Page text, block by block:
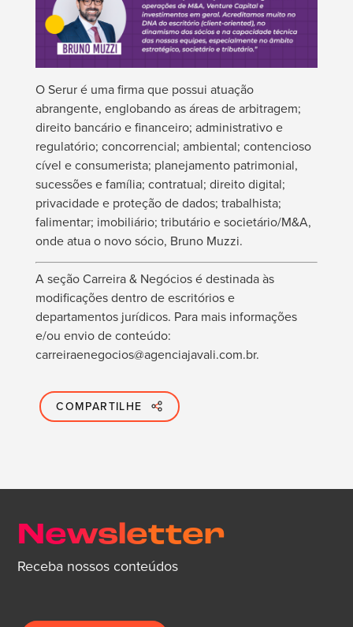
O Serur é uma firma que possui atuação
abrangente, englobando as áreas de arbitragem;
direito bancário e financeiro; administrativo e
regulatório; concorrencial; ambiental; contencioso
cível e consumerista; planejamento patrimonial,
sucessões e família; contratual; direito digital;
privacidade e proteção de dados; trabalhista;
falimentar; imobiliário; tributário e societário/M&A,
onde atua o novo sócio, Bruno Muzzi.
A seção Carreira & Negócios é destinada às
modificações dentro de escritórios e
departamentos jurídicos. Para mais informações
e/ou envio de conteúdo:
carreiraenegocios@agenciajavali.com.br.
COMPARTILHE
Newsletter
Receba nossos conteúdos